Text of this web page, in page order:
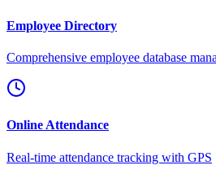
Employee Directory
Comprehensive employee database
Online Attendance
Real-time attendance tracking with GPS